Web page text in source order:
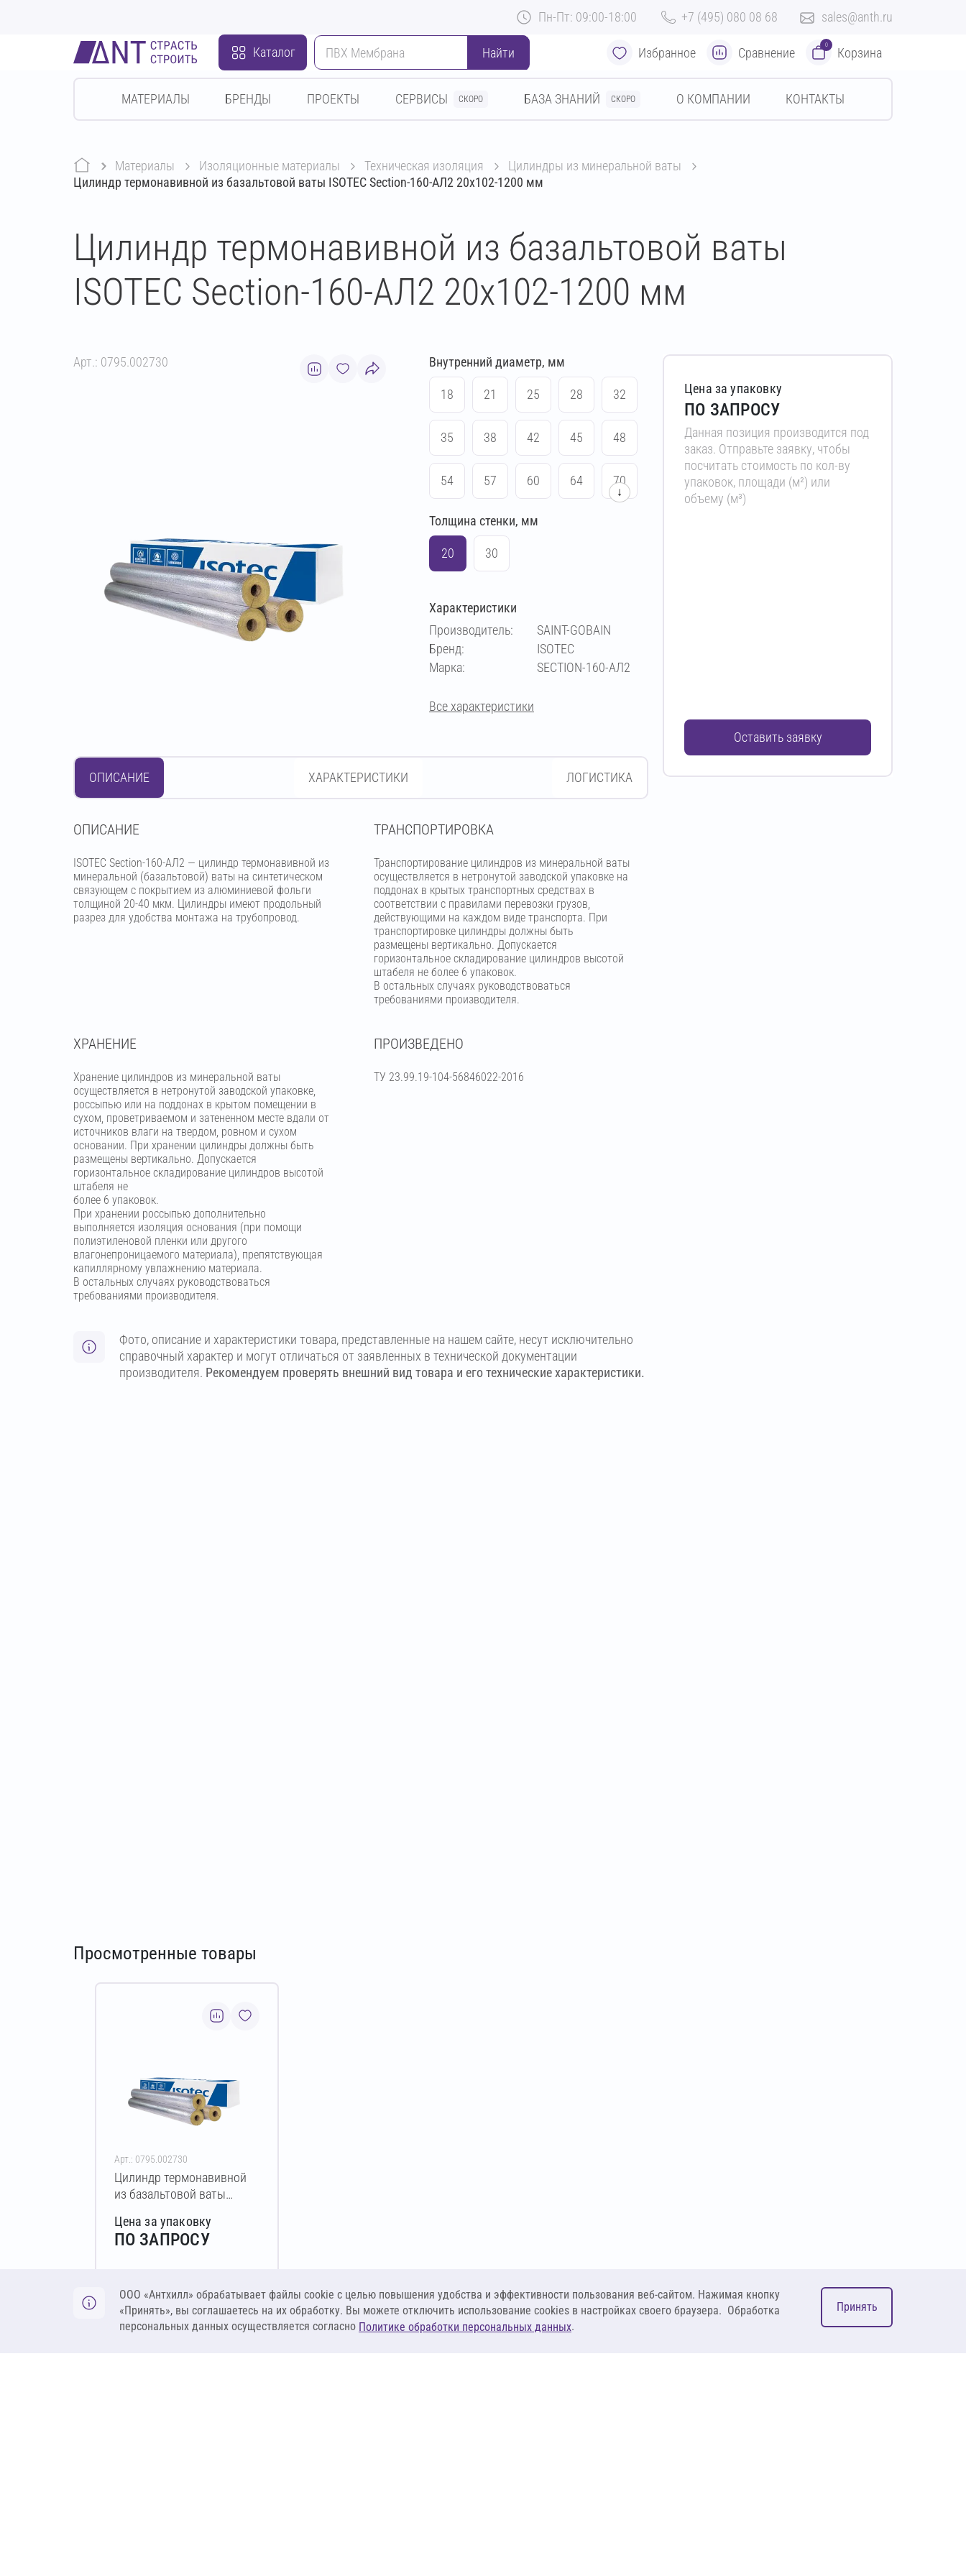
Пн-Пт: 09:00-18:00 +7 (495) 080 08 68 sales@anth.ru
Каталог Найти Избранное Сравнение
0
Корзина
МАТЕРИАЛЫ БРЕНДЫ ПРОЕКТЫ СЕРВИСЫ СКОРО БАЗА ЗНАНИЙ СКОРО О КОМПАНИИ КОНТАКТЫ
Материалы изоляционные материалы техническая изоляция
цилиндры из минеральной ваты
Цилиндр термонавивной из базальтовой ваты ISOTEC Section-160-АЛ2 20х102-1200 мм
Цилиндр термонавивной из базальтовой ваты
ISOTEC Section-160-АЛ2 20х102-1200 мм
Арт.: 0795.002730 Внутренний диаметр, мм
18 21 25 28 32
35 38 42 45 48
54 57 60 64 70
76 83 89
114
159 169
273
↓
Толщина стенки, мм
20 30
Характеристики
Производитель:
SAINT-GOBAIN
Бренд:
ISOTEC
Марка:
SECTION-160-АЛ2
Все характеристики
ОПИСАНИЕ ХАРАКТЕРИСТИКИ ЛОГИСТИКА
OПИСАНИЕ
ISOTEC Section-160-АЛ2 — цилиндр термонавивной из
минеральной (базальтовой) ваты на синтетическом
связующем с покрытием из алюминиевой фольги
толщиной 20-40 мкм. Цилиндры имеют продольный
разрез для удобства монтажа на трубопровод.
ТРАНСПОРТИРОВКА
Транспортирование цилиндров из минеральной ваты
осуществляется в нетронутой заводской упаковке на
поддонах в крытых транспортных средствах в
соответствии с правилами перевозки грузов,
действующими на каждом виде транспорта. При
транспортировке цилиндры должны быть
размещены вертикально. Допускается
горизонтальное складирование цилиндров высотой
штабеля не более 6 упаковок.
В остальных случаях руководствоваться
требованиями производителя.
ХРАНЕНИЕ
Хранение цилиндров из минеральной ваты
осуществляется в нетронутой заводской упаковке,
россыпью или на поддонах в крытом помещении в
сухом, проветриваемом и затененном месте вдали от
источников влаги на твердом, ровном и сухом
основании. При хранении цилиндры должны быть
размещены вертикально. Допускается
горизонтальное складирование цилиндров высотой
штабеля не
более 6 упаковок.
При хранении россыпью дополнительно
выполняется изоляция основания (при помощи
полиэтиленовой пленки или другого
влагонепроницаемого материала), препятствующая
капиллярному увлажнению материала.
В остальных случаях руководствоваться
требованиями производителя.
ПРОИЗВЕДЕНО
ТУ 23.99.19-104-56846022-2016
Фото, описание и характеристики товара, представленные на нашем сайте, несут исключительно
справочный характер и могут отличаться от заявленных в технической документации
производителя. Рекомендуем проверять внешний вид товара и его технические характеристики.
Цена за упаковку
ПО ЗАПРОСУ
Данная позиция производится под
заказ. Отправьте заявку, чтобы
посчитать стоимость по кол-ву
упаковок, площади (м²) или
объему (м³)
Оставить заявку
Просмотренные товары
Арт.: 0795.002730
Цилиндр термонавивной
из базальтовой ваты
20х102-1200 мм
Цена за упаковку
ПО ЗАПРОСУ
Оставить заявку
ООО «Антхилл» обрабатывает файлы cookie c целью повышения удобства и эффективности пользования веб-сайтом. Нажимая кнопку
«Принять», вы соглашаетесь на их обработку. Вы можете отключить использование cookies в настройках своего браузера. Обработка
персональных данных осуществляется согласно Политике обработки персональных данных.
Принять